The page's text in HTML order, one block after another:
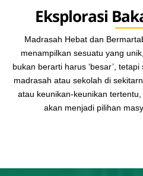
Eksplorasi
Madrasah Hebat dan
menampilkan sesuatu yang
bukan berarti harus ‘besar’,
madrasah atau sekolah di
atau keunikan-keunikan
akan menjadi pilihan